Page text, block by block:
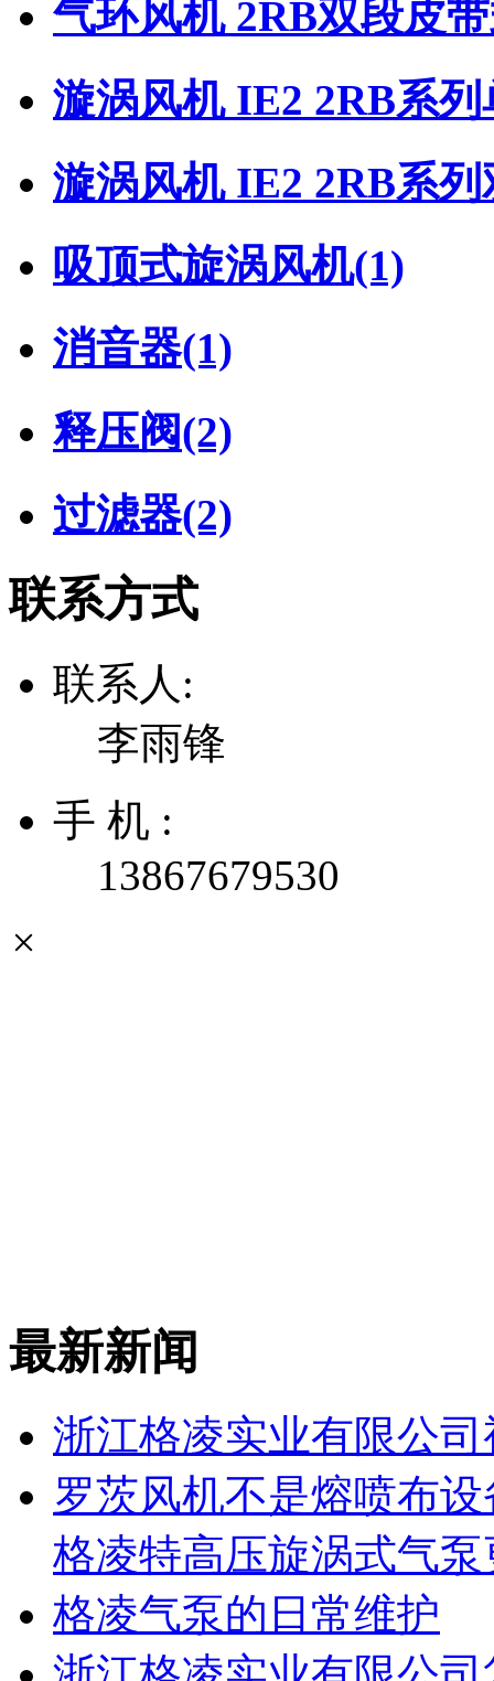
气环风机 2RB双段皮
漩涡风机 IE2 2RB系列
漩涡风机 IE2 2RB系列
吸顶式旋涡风机(1)
消音器(1)
释压阀(2)
过滤器(2)
联系方式
联系人:
李雨锋
手 机 :
13867679530
×
最新新闻
浙江格凌实业有限公司
罗茨风机不是熔喷布
格凌特高压旋涡式气
格凌气泵的日常维护